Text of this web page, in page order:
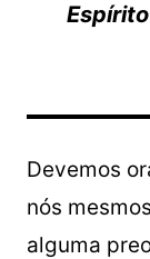
Devemos
nós
alguma